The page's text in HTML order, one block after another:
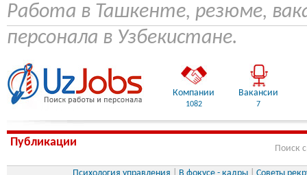
Работа в Ташкенте, резюме,
персонала в Узбекистане.
Компании
1082
Вакансии
7
Публикации Поиск